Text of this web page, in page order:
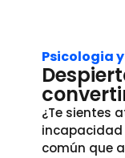
Psicologia
¿Te sientes
incapacidad
común que